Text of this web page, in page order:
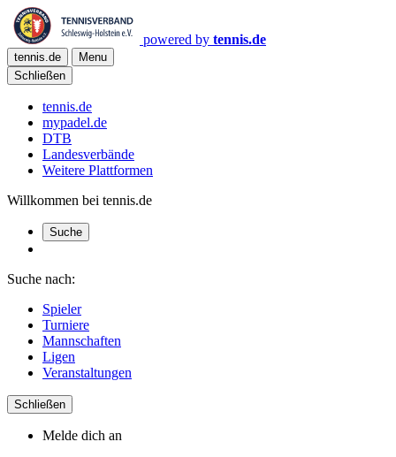
powered by tennis.de
tennis.de
Menu
Schließen
tennis.de
mypadel.de
DTB
Landesverbände
Weitere Plattformen
Willkommen bei tennis.de
Suche
Suche nach:
Spieler
Turniere
Mannschaften
Ligen
Veranstaltungen
Schließen
Melde dich an